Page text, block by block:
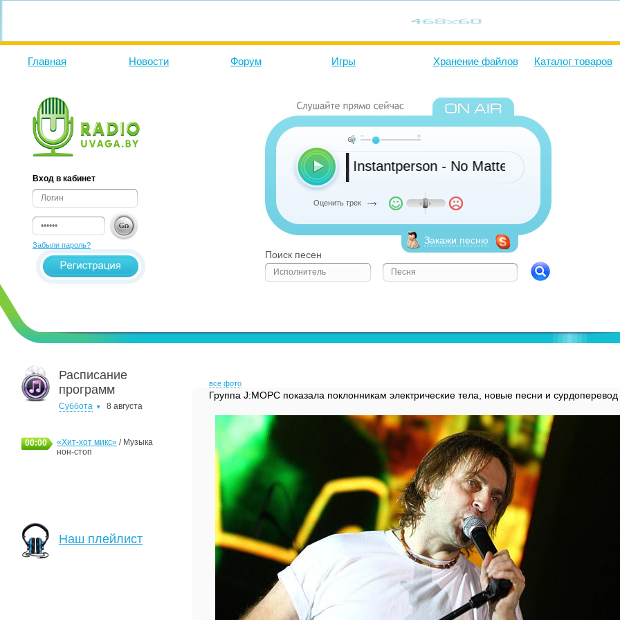
Главная Новости Форум Игры Хранение файлов Каталог товаров
Вход в кабинет
Забыли пароль?
Расписание
программ
Суббота 8 августа
00:00 «Хит-хот микс» / Музыка
нон-стоп
Наш плейлист
Instantperson - No Matter What They Say
Оценить трек
Закажи песню
Поиск песен
все фото
Группа J:MOPC показала поклонникам электрические тела, новые песни и сурдоперевод